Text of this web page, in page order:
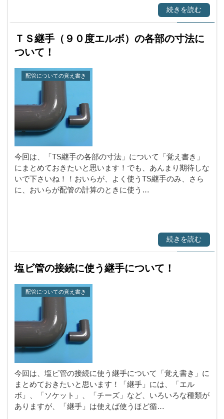
続きを読む
ＴＳ継手（９０度エルボ）の各部の寸法に
ついて！
配管についての覚え書き
今回は、「TS継手の各部の寸法」について「覚え書き」
にまとめておきたいと思います！でも、あんまり期待しな
いで下さいね！！おいらが、よく使うTS継手のみ、さら
に、おいらが配管の計算のときに使う…
続きを読む
塩ビ管の接続に使う継手について！
配管についての覚え書き
今回は、塩ビ管の接続に使う継手について「覚え書き」に
まとめておきたいと思います！「継手」には、「エル
ボ」、「ソケット」、「チーズ」など、いろいろな種類が
ありますが、「継手」は使えば使うほど循…